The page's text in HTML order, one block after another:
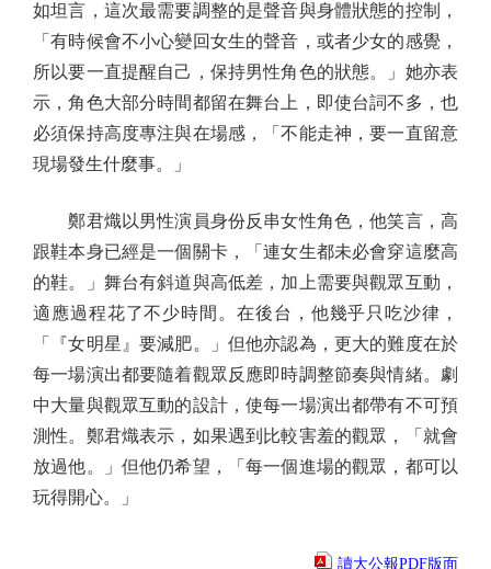
如坦言，這次最需要調整的是聲音與身體狀態的控制，
「有時候會不小心變回女生的聲音，或者少女的感覺，
所以要一直提醒自己，保持男性角色的狀態。」她亦表
示，角色大部分時間都留在舞台上，即使台詞不多，也
必須保持高度專注與在場感，「不能走神，要一直留意
現場發生什麼事。」
鄭君熾以男性演員身份反串女性角色，他笑言，高
跟鞋本身已經是一個關卡，「連女生都未必會穿這麼高
的鞋。」舞台有斜道與高低差，加上需要與觀眾互動，
適應過程花了不少時間。在後台，他幾乎只吃沙律，
「『女明星』要減肥。」但他亦認為，更大的難度在於
每一場演出都要隨着觀眾反應即時調整節奏與情緒。劇
中大量與觀眾互動的設計，使每一場演出都帶有不可預
測性。鄭君熾表示，如果遇到比較害羞的觀眾，「就會
放過他。」但他仍希望，「每一個進場的觀眾，都可以
玩得開心。」
讀大公報PDF版面